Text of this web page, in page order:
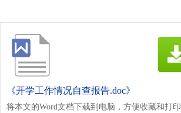
《开学工作情况自查报告.doc》
将本文的Word文档下载到电脑，方便收藏和打印